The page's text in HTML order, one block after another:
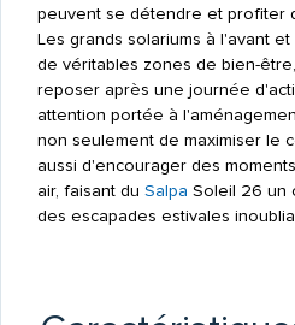
peuvent se détendre et profiter
Les grands solariums à l'avant
de véritables zones de bien-
reposer après une journée
attention portée à
non seulement de maximiser le
aussi d'encourager des
air, faisant du Salpa Soleil 26 un
des escapades estivales